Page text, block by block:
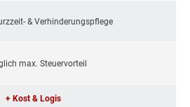
& Verhinderungspflege
max. Steuervorteil
+ Kost & Logis